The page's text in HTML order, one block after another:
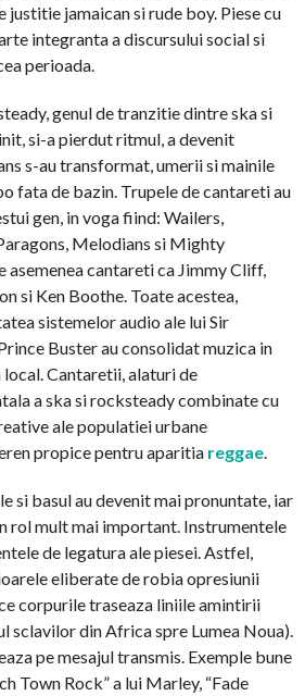
justitie jamaican si rude boy. Piese cu
integranta a discursului social si
perioada.
genul de tranzitie dintre ska si
si-a pierdut ritmul, a devenit
s-au transformat, umerii si mainile
fata de bazin. Trupele de cantareti au
gen, in voga fiind: Wailers,
Melodians si Mighty
asemenea cantareti ca Jimmy Cliff,
si Ken Boothe. Toate acestea,
sistemelor audio ale lui Sir
Buster au consolidat muzica in
local. Cantaretii, alaturi de
a ska si rocksteady combinate cu
ale populatiei urbane
propice pentru aparitia reggae.
si basul au devenit mai pronuntate, iar
rol mult mai important. Instrumentele
de legatura ale piesei. Astfel,
eliberate de robia opresiunii
corpurile traseaza liniile amintirii
sclavilor din Africa spre Lumea Noua).
pe mesajul transmis. Exemple bune
Town Rock” a lui Marley, “Fade